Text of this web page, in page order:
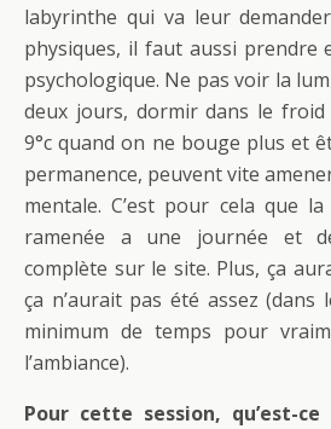
labyrinthe qui va leur
physiques, il faut aussi prendre
psychologique. Ne pas voir la
deux jours, dormir dans le froid
9°c quand on ne bouge plus et
permanence, peuvent vite
mentale. C’est pour cela que
ramenée a une journée et
complète sur le site. Plus, ça
ça n’aurait pas été assez
minimum de temps pour
l’ambiance).
Pour cette session, qu’est-